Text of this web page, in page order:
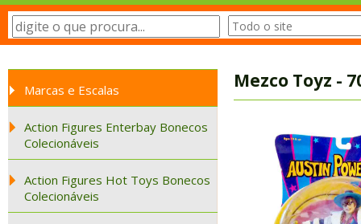
Marcas e Escalas
Action Figures Enterbay Bonecos
Colecionáveis
Action Figures Hot Toys Bonecos
Colecionáveis
Mezco Toyz -